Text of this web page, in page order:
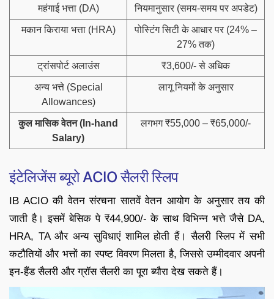
महंगाई भत्ता (DA) नियमानुसार (समय-समय पर अपडेट)
मकान किराया भत्ता (HRA)
पोस्टिंग सिटी के आधार पर (24% –
27% तक)
ट्रांसपोर्ट अलाउंस ₹3,600/- से अधिक
अन्य भत्ते (Special
Allowances)
लागू नियमों के अनुसार
कुल मासिक वेतन (In-hand
Salary)
लगभग ₹55,000 – ₹65,000/-
इंटेलिजेंस ब्यूरो ACIO सैलरी स्लिप
IB ACIO की वेतन संरचना सातवें वेतन आयोग के अनुसार तय की
जाती है। इसमें बेसिक पे ₹44,900/- के साथ विभिन्न भत्ते जैसे DA,
HRA, TA और अन्य सुविधाएं शामिल होती हैं। सैलरी स्लिप में सभी
कटौतियों और भत्तों का स्पष्ट विवरण मिलता है, जिससे उम्मीदवार अपनी
इन-हैंड सैलरी और ग्रॉस सैलरी का पूरा ब्यौरा देख सकते हैं।